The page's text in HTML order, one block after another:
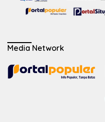
Media Network